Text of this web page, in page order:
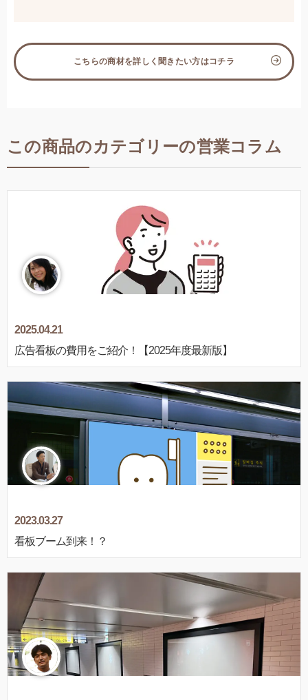
こちらの商材を詳しく聞きたい方はコチラ
この商品のカテゴリーの営業コラム
2025.04.21
広告看板の費用をご紹介！【2025年度最新版】
2023.03.27
看板ブーム到来！？